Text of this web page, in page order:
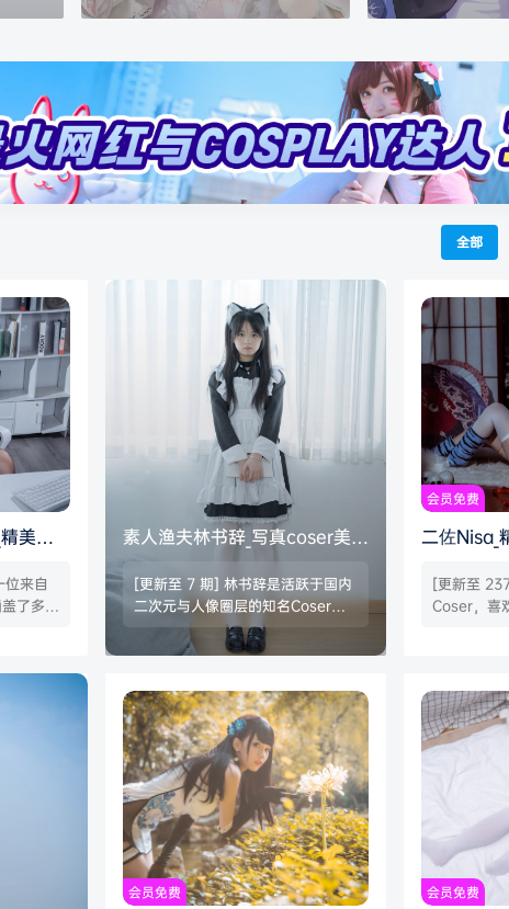
量：1243张/2.75G 画质：各大
量：2945张/
全部
美美
来自
了多种
妆著
素人渔夫林书辞_写真coser美图
[更新至 7 期] 林书辞是活跃于国内
二次元与人像圈层的知名Coser兼
平面模特。她主要以定制私拍图
集、Cosplay作品合集为核心创作
影企划在圈内流传度极广。整个人
的镜头状态透着一股未经雕琢的清
透感。 林书辞的素人渔夫系列在各
大网络平台持续保持高热度。相关
的高清私房作品合集长期受到摄影
圈粉丝的关注与传播。这种极具私
密视角的影像记录。稳稳咬住了核
心受众的定向搜索需求。…
会员免费
二佐Nisa_
[更新至
Coser，喜
名字二佐，
人，出生
r、微博网
线下，
持续接单
一套，40p
地费用，
会员免费 会员免费